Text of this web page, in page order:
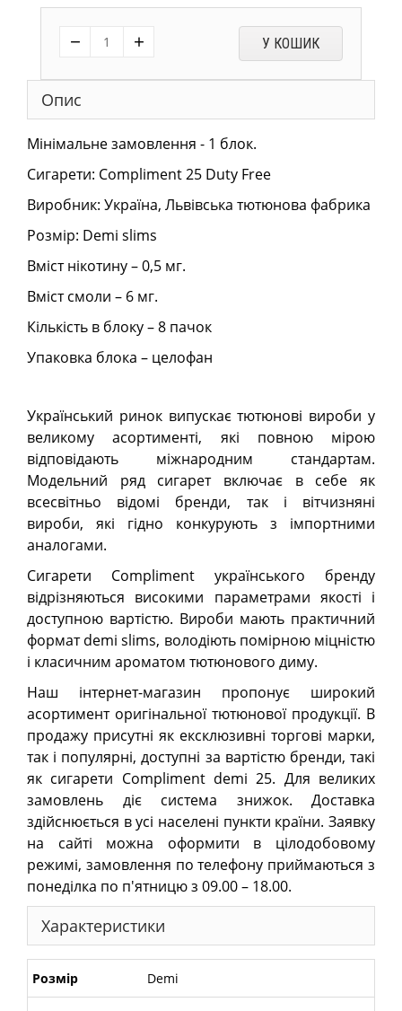
− + У КОШИК
Опис
Мінімальне замовлення - 1 блок.
Сигарети: Compliment 25 Duty Free
Виробник: Україна, Львівська тютюнова фабрика
Розмір: Demi slims
Вміст нікотину – 0,5 мг.
Вміст смоли – 6 мг.
Кількість в блоку – 8 пачок
Упаковка блока – целофан
Український ринок випускає тютюнові вироби у
великому асортименті, які повною мірою
відповідають міжнародним стандартам.
Модельний ряд сигарет включає в себе як
всесвітньо відомі бренди, так і вітчизняні
вироби, які гідно конкурують з імпортними
аналогами.
Сигарети Compliment українського бренду
відрізняються високими параметрами якості і
доступною вартістю. Вироби мають практичний
формат demi slims, володіють помірною міцністю
і класичним ароматом тютюнового диму.
Наш інтернет-магазин пропонує широкий
асортимент оригінальної тютюнової продукції. В
продажу присутні як ексклюзивні торгові марки,
так і популярні, доступні за вартістю бренди, такі
як сигарети Сompliment demi 25. Для великих
замовлень діє система знижок. Доставка
здійснюється в усі населені пункти країни. Заявку
на сайті можна оформити в цілодобовому
режимі, замовлення по телефону приймаються з
понеділка по п'ятницю з 09.00 – 18.00.
Характеристики
Розмір Demi